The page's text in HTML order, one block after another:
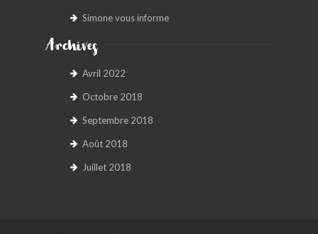
Simone vous informe
Archives
Avril 2022
Octobre 2018
Septembre 2018
Août 2018
Juillet 2018